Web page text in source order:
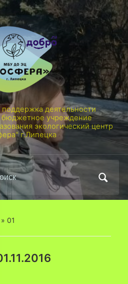
деятельности
учреждение
экологический центр
г.Липецка
» 01